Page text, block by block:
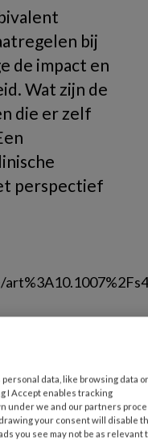
bij
de impact en
Wat zijn de
die er zelf
perspectief
in
anorexia
type.
data, like browsing data
I Accept enables tracking
under we and our partners
your consent will disable
you see may not be as relevant